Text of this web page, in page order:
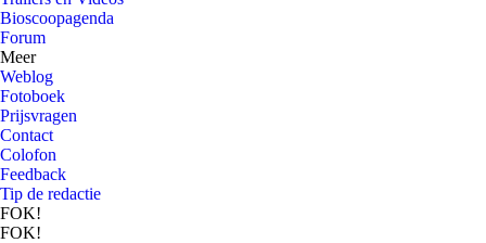
Bioscoopagenda
Forum
Meer
Weblog
Fotoboek
Prijsvragen
Contact
Colofon
Feedback
Tip de redactie
FOK!
FOK!